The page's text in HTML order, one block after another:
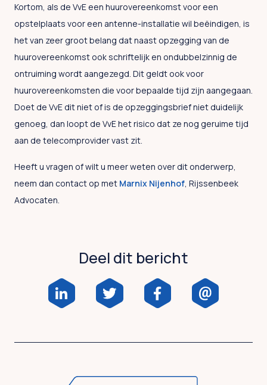
Kortom, als de VvE een huurovereenkomst voor een
opstelplaats voor een antenne-installatie wil beëindigen, is
het van zeer groot belang dat naast opzegging van de
huurovereenkomst ook schriftelijk en ondubbelzinnig de
ontruiming wordt aangezegd. Dit geldt ook voor
huurovereenkomsten die voor bepaalde tijd zijn aangegaan.
Doet de VvE dit niet of is de opzeggingsbrief niet duidelijk
genoeg, dan loopt de VvE het risico dat ze nog geruime tijd
aan de telecomprovider vast zit.
Heeft u vragen of wilt u meer weten over dit onderwerp,
neem dan contact op met Marnix Nijenhof, Rijssenbeek
Advocaten.
Deel dit bericht